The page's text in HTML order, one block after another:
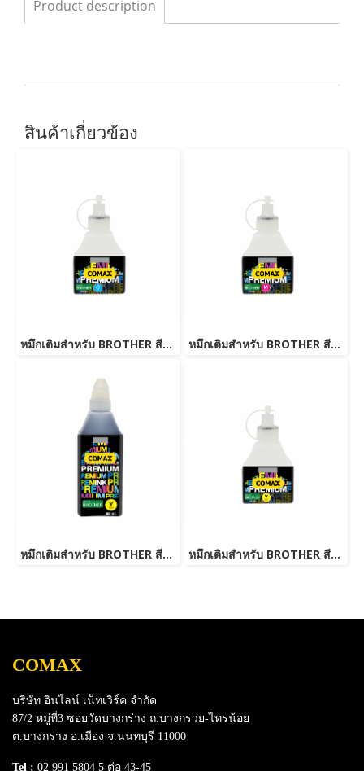
Product description
สินค้าเกี่ยวข้อง
หมึกเติมสำหรับ BROTHER สีฟ้า 100 ml. โคแมกซ์ หมึกเติมสำหรับ BROTHER สีชมพู 100 ml. โคแมกซ์
หมึกเติมสำหรับ BROTHER สีเหลือง 500 ml. โคแมกซ์ หมึกเติมสำหรับ BROTHER สีเหลือง 100 ml. โคแมกซ์
COMAX
บริษัท อินไลน์ เน็ทเวิร์ค จำกัด
87/2 หมู่ที่3 ซอยวัดบางกร่าง ถ.บางกรวย-ไทรน้อย
ต.บางกร่าง อ.เมือง จ.นนทบุรี 11000
Tel : 02 991 5804 5 ต่อ 43-45